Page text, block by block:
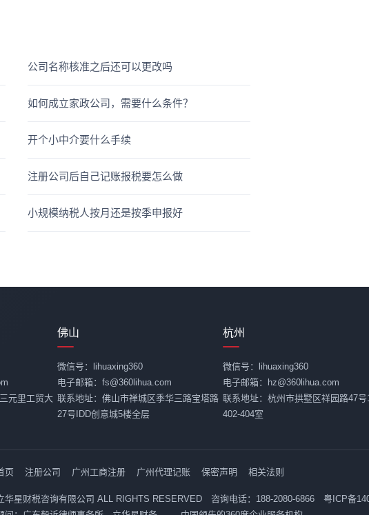
公司名称核准之后还可以更改吗
如何成立家政公司，需要什么条件？
开个小中介要什么手续
注册公司后自己记账报税要怎么做
小规模纳税人按月还是按季申报好
元里工贸大
佛山
微信号：lihuaxing360
电子邮箱：fs@360lihua.com
联系地址：佛山市禅城区季华三路宝塔路
27号IDD创意城5楼全层
杭州
微信号：lihuaxing360
电子邮箱：hz@360lihua.com
联系地址：杭州市拱墅区祥园路47号
402-404室
页 注册公司 广州工商注册 广州代理记账 保密声明 相关法则
华星财税咨询有限公司 ALL RIGHTS RESERVED 咨询电话：188-2080-6866 粤ICP备